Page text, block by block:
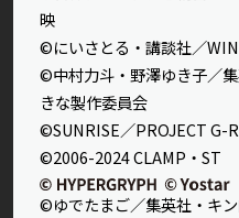
映
©にいさとる・講談社／
©中村力斗・野澤ゆき子／
きな製作委員会
©SUNRISE／PROJECT
©2006-2024 CLAMP・ST
©ゆでたまご／集英社・キ